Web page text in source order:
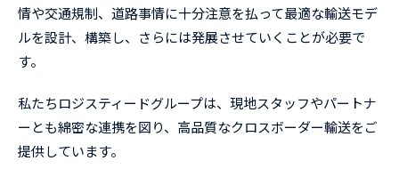
情や交通規制、道路事情に十分注意を払って最適な輸送モデ
ルを設計、構築し、さらには発展させていくことが必要で
す。
私たちロジスティードグループは、現地スタッフやパートナ
ーとも綿密な連携を図り、高品質なクロスボーダー輸送をご
提供しています。